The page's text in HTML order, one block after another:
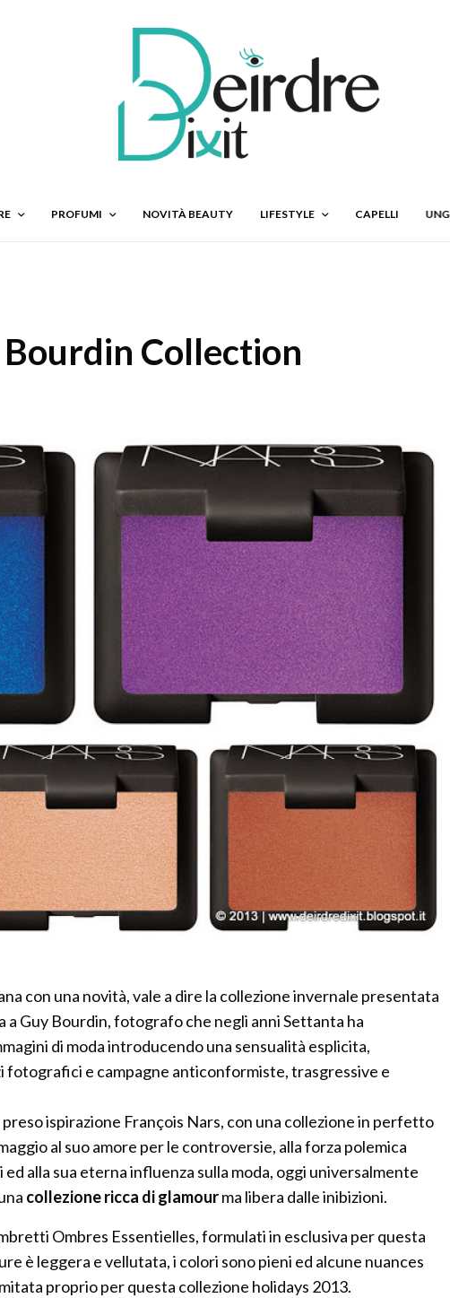
PROFUMI NOVITÀ BEAUTY LIFESTYLE CAPELLI
Collection
con una novità, vale a dire la collezione invernale presentata
a Guy Bourdin, fotografo che negli anni Settanta ha
di moda introducendo una sensualità esplicita,
fotografici e campagne anticonformiste, trasgressive e
preso ispirazione François Nars, con una collezione in perfetto
al suo amore per le controversie, alla forza polemica
ed alla sua eterna influenza sulla moda, oggi universalmente
collezione ricca di glamourma libera dalle inibizioni.
Ombres Essentielles, formulati in esclusiva per questa
è leggera e vellutata, i colori sono pieni ed alcune nuances
proprio per questa collezione holidays 2013.